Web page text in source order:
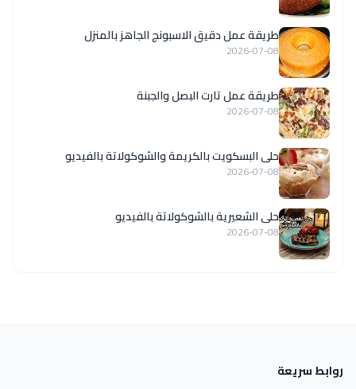
طريقة عمل دقيق الاسبونج الجاهز بالمنزل
2026-07-08
طريقة عمل تارت البصل والجبنة
2026-07-08
حلى البسكويت بالكريمة والشوكولاتة بالفيديو
2026-07-08
حلى الشعيرية بالشوكولاتة بالفيديو
2026-07-08
روابط سريعة